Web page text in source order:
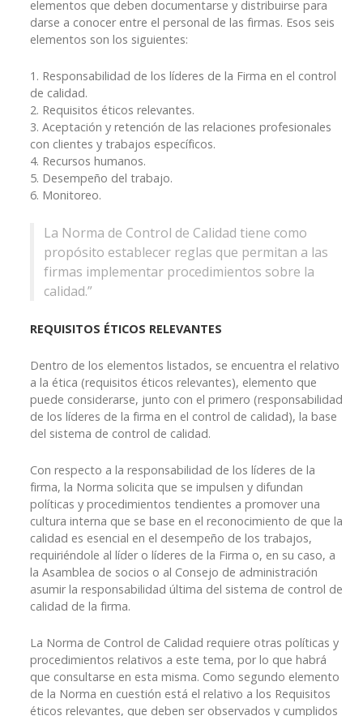
elementos que deben documentarse y distribuirse para
darse a conocer entre el personal de las firmas. Esos seis
elementos son los siguientes:
1. Responsabilidad de los líderes de la Firma en el control
de calidad.
2. Requisitos éticos relevantes.
3. Aceptación y retención de las relaciones profesionales
con clientes y trabajos específicos.
4. Recursos humanos.
5. Desempeño del trabajo.
6. Monitoreo.
La Norma de Control de Calidad tiene como
propósito establecer reglas que permitan a las
firmas implementar procedimientos sobre la
calidad.”
REQUISITOS ÉTICOS RELEVANTES
Dentro de los elementos listados, se encuentra el relativo
a la ética (requisitos éticos relevantes), elemento que
puede considerarse, junto con el primero (responsabilidad
de los líderes de la firma en el control de calidad), la base
del sistema de control de calidad.
Con respecto a la responsabilidad de los líderes de la
firma, la Norma solicita que se impulsen y difundan
políticas y procedimientos tendientes a promover una
cultura interna que se base en el reconocimiento de que la
calidad es esencial en el desempeño de los trabajos,
requiriéndole al líder o líderes de la Firma o, en su caso, a
la Asamblea de socios o al Consejo de administración
asumir la responsabilidad última del sistema de control de
calidad de la firma.
La Norma de Control de Calidad requiere otras políticas y
procedimientos relativos a este tema, por lo que habrá
que consultarse en esta misma. Como segundo elemento
de la Norma en cuestión está el relativo a los Requisitos
éticos relevantes, que deben ser observados y cumplidos